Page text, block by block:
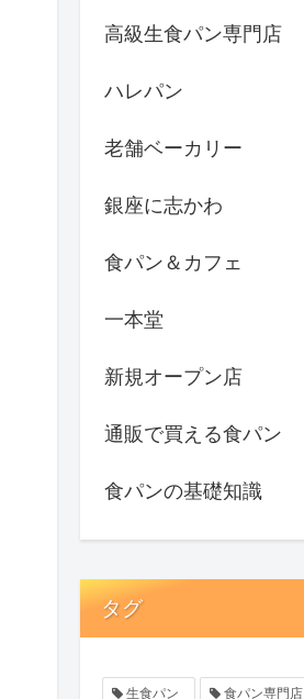
高級生食パン専門店
ハレパン
老舗ベーカリー
銀座に志かわ
食パン＆カフェ
一本堂
新規オープン店
通販で買える食パン
食パンの基礎知識
タグ
生食パン 食パン専門店